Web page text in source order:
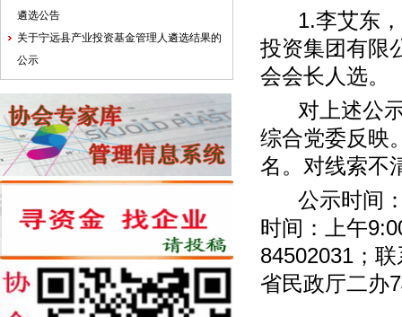
遴选公告
关于宁远县产业投资基金管理人遴选结果的
公示
1.李艾东，
投资集团有限
会会长人选。
对上述公示
综合党委反映
名。对线索不
公示时间：
时间：上午
84502031；
省民政厅二办